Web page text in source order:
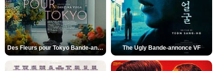
Des Fleurs pour Tokyo Bande-annonce VO STFR The Ugly Bande-annonce VF